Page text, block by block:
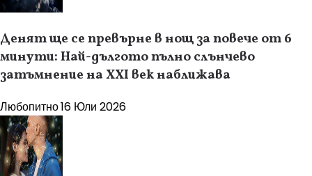
Денят ще се превърне в нощ за повече от 6
минути: Най-дългото пълно слънчево
затъмнение на XXI век наближава
Любопитно16 Юли 2026